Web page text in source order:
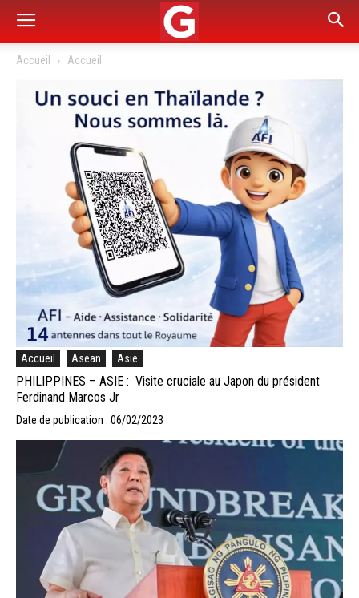
Accueil Accueil
Accueil Asean Asie
PHILIPPINES – ASIE : Visite cruciale au Japon du président
Ferdinand Marcos Jr
Date de publication : 06/02/2023